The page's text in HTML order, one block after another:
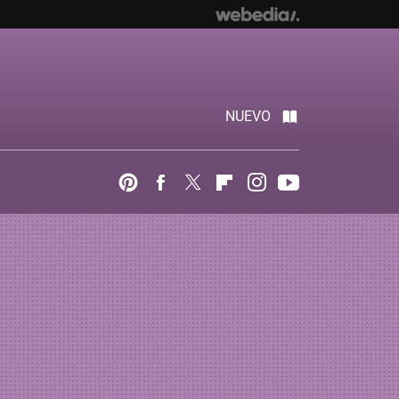
NUEVO
PinterestFacebook
Twitter FlipboardInstagram